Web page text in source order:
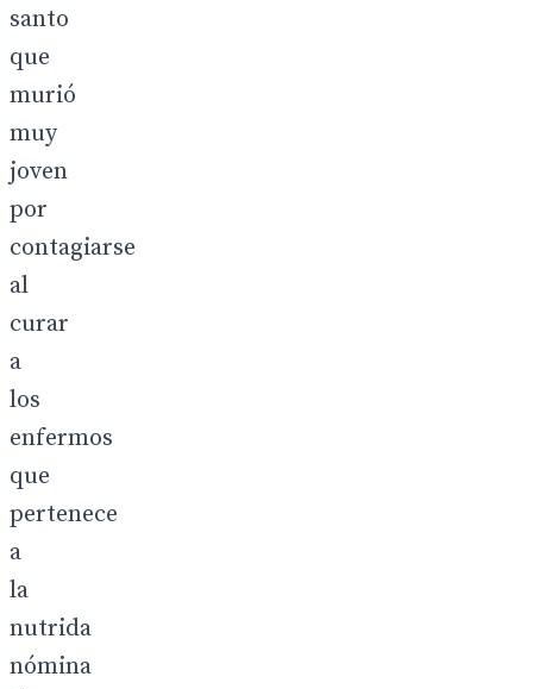
santo
que
murió
muy
joven
por
contagiarse
al
curar
a
los
enfermos
que
pertenece
a
la
nutrida
nómina